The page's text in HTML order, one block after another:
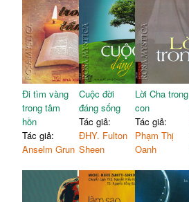
Đi tìm vàng
trong tâm
hồn
Tác giả:
Anselm Grun
Cuộc đời
đáng sống
Tác giả:
ĐHY. Fulton
Sheen
Lời Cha trong
con
Tác giả:
Phạm Thị
Oanh